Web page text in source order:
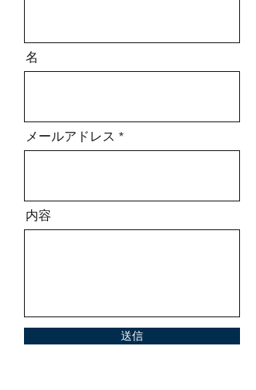
名
メールアドレス
内容
送信